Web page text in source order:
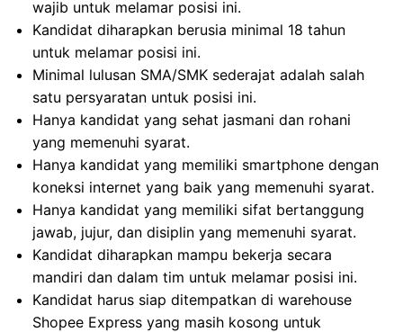
wajib untuk melamar posisi ini.
Kandidat diharapkan berusia minimal 18 tahun
untuk melamar posisi ini.
Minimal lulusan SMA/SMK sederajat adalah salah
satu persyaratan untuk posisi ini.
Hanya kandidat yang sehat jasmani dan rohani
yang memenuhi syarat.
Hanya kandidat yang memiliki smartphone dengan
koneksi internet yang baik yang memenuhi syarat.
Hanya kandidat yang memiliki sifat bertanggung
jawab, jujur, dan disiplin yang memenuhi syarat.
Kandidat diharapkan mampu bekerja secara
mandiri dan dalam tim untuk melamar posisi ini.
Kandidat harus siap ditempatkan di warehouse
Shopee Express yang masih kosong untuk